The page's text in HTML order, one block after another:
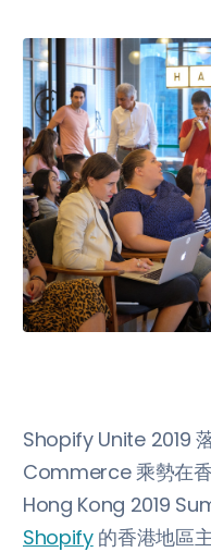
Shopify Unite 2019
Commerce 乘勢在
Hong Kong 2019
Shopify的香港地區